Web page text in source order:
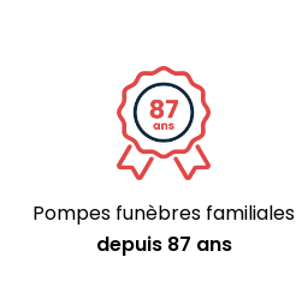
Pompes funèbres familiales
depuis 87 ans